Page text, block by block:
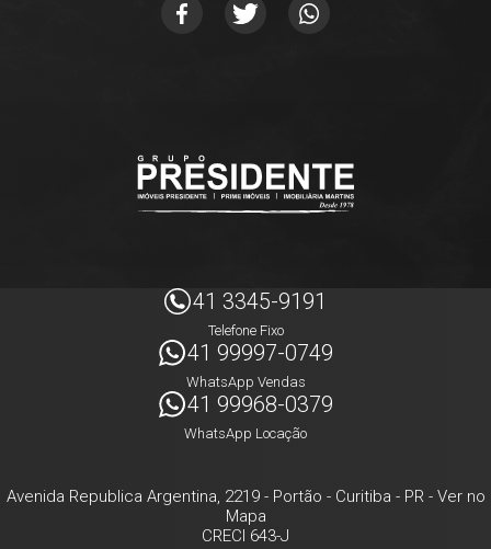
41 3345-9191
Telefone Fixo
41 99997-0749
WhatsApp Vendas
41 99968-0379
WhatsApp Locação
Avenida Republica Argentina, 2219- Portão - Curitiba - PR- Ver no
Mapa
CRECI 643-J